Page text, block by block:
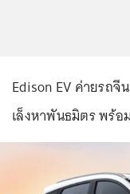
Edison EV ค่ายรถจี
เล็งหาพันธมิตร พร้อ